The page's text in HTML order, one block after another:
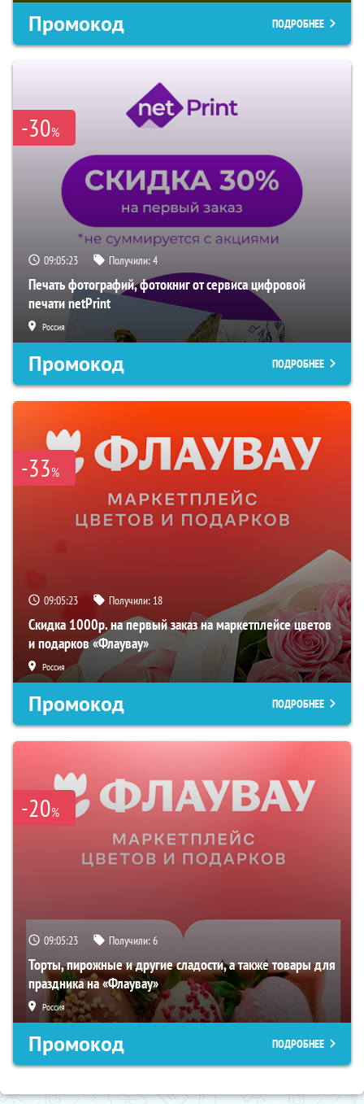
Промокод ПОДРОБНЕЕ
-30%
09:05:22 Получили:4
Печать фотографий, фотокниг от сервиса цифровой
печати netPrint
Россия
Промокод ПОДРОБНЕЕ
-33%
09:05:22 Получили: 18
Скидка 1000р. на первый заказ на маркетплейсе цветов
и подарков «Флаувау»
Россия
Промокод ПОДРОБНЕЕ
-20%
09:05:22 Получили:6
Торты, пирожные и другие сладости, а также товары для
праздника на «Флаувау»
Россия
Промокод ПОДРОБНЕЕ